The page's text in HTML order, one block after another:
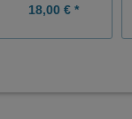
18,00 € *